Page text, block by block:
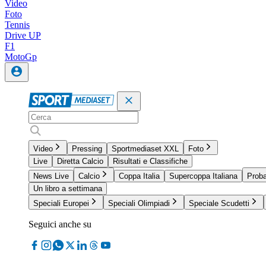
Video
Foto
Tennis
Drive UP
F1
MotoGp
Video Pressing Sportmediaset XXL
Foto
Live
Diretta Calcio
Risultati e Classifiche
News Live
Calcio Coppa Italia Supercoppa Italiana
Un libro a settimana
Speciali Europei
Speciali Olimpiadi Speciale Scudetti
Seguici anche su